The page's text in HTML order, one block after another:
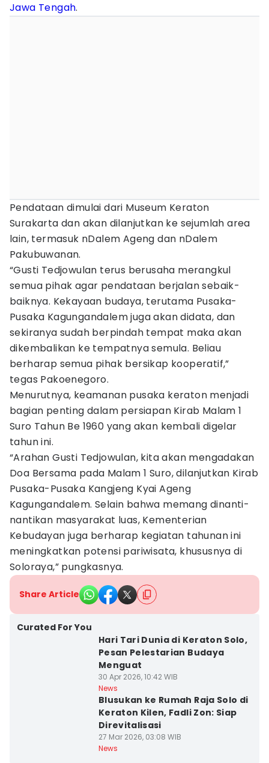
Jawa Tengah.
Pendataan dimulai dari Museum Keraton
Surakarta dan akan dilanjutkan ke sejumlah area
lain, termasuk nDalem Ageng dan nDalem
Pakubuwanan.
“Gusti Tedjowulan terus berusaha merangkul
semua pihak agar pendataan berjalan sebaik-
baiknya. Kekayaan budaya, terutama Pusaka-
Pusaka Kagungandalem juga akan didata, dan
sekiranya sudah berpindah tempat maka akan
dikembalikan ke tempatnya semula. Beliau
berharap semua pihak bersikap kooperatif,”
tegas Pakoenegoro.
Menurutnya, keamanan pusaka keraton menjadi
bagian penting dalam persiapan Kirab Malam 1
Suro Tahun Be 1960 yang akan kembali digelar
tahun ini.
“Arahan Gusti Tedjowulan, kita akan mengadakan
Doa Bersama pada Malam 1 Suro, dilanjutkan Kirab
Pusaka-Pusaka Kangjeng Kyai Ageng
Kagungandalem. Selain bahwa memang dinanti-
nantikan masyarakat luas, Kementerian
Kebudayan juga berharap kegiatan tahunan ini
meningkatkan potensi pariwisata, khususnya di
Soloraya,” pungkasnya.
Share Article
Curated For You
Hari Tari Dunia di Keraton Solo,
Pesan Pelestarian Budaya
Menguat
30 Apr 2026, 10:42 WIB
News
Blusukan ke Rumah Raja Solo di
Keraton Kilen, Fadli Zon: Siap
Direvitalisasi
27 Mar 2026, 03:08 WIB
News